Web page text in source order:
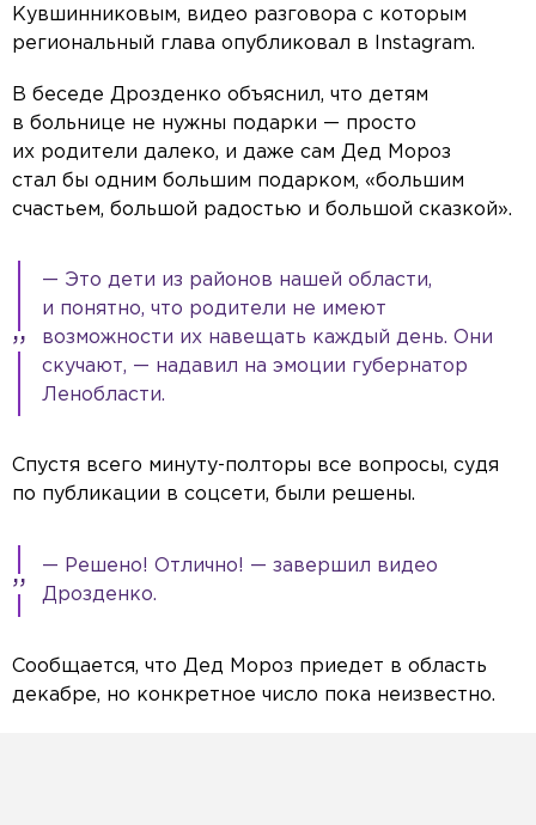
Кувшинниковым, видео разговора с которым
региональный глава опубликовал в Instagram.
В беседе Дрозденко объяснил, что детям
в больнице не нужны подарки — просто
их родители далеко, и даже сам Дед Мороз
стал бы одним большим подарком, «большим
счастьем, большой радостью и большой сказкой».
— Это дети из районов нашей области,
и понятно, что родители не имеют
возможности их навещать каждый день. Они
скучают, — надавил на эмоции губернатор
Ленобласти.
Спустя всего минуту-полторы все вопросы, судя
по публикации в соцсети, были решены.
— Решено! Отлично! — завершил видео
Дрозденко.
Сообщается, что Дед Мороз приедет в область
декабре, но конкретное число пока неизвестно.